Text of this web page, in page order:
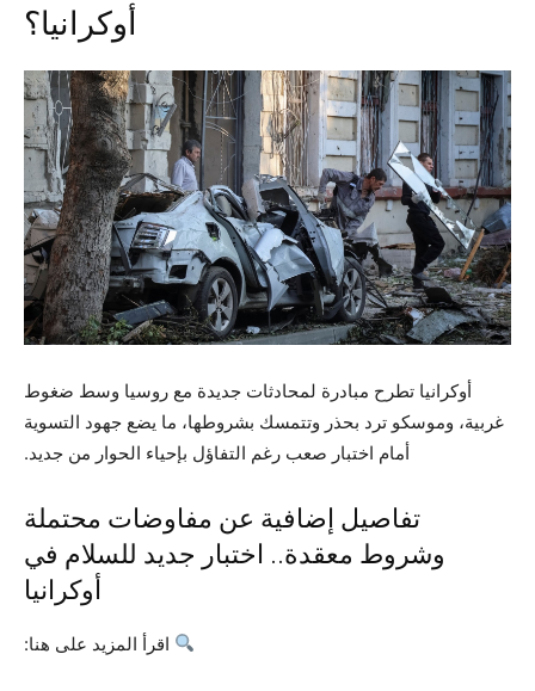
أوكرانيا؟
أوكرانيا تطرح مبادرة لمحادثات جديدة مع روسيا وسط ضغوط
غربية، وموسكو ترد بحذر وتتمسك بشروطها، ما يضع جهود التسوية
أمام اختبار صعب رغم التفاؤل بإحياء الحوار من جديد.
تفاصيل إضافية عن مفاوضات محتملة
وشروط معقدة.. اختبار جديد للسلام في
أوكرانيا
اقرأ المزيد على هنا: